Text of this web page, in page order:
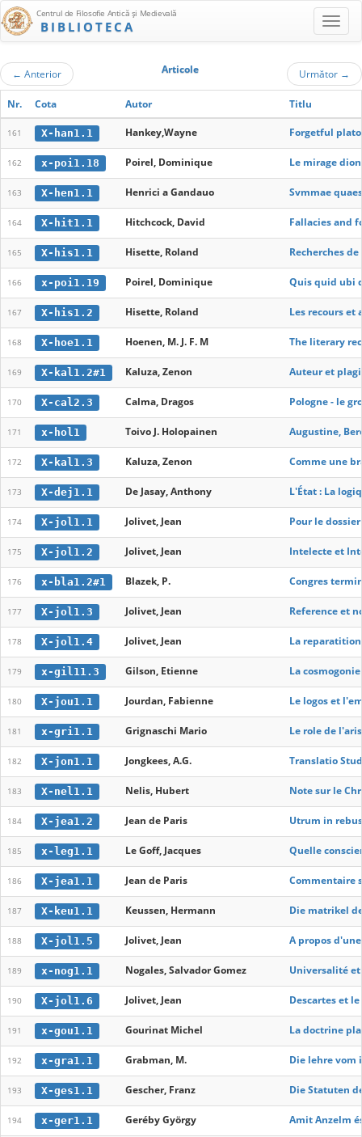
Centrul de Filosofie Antică şi Medievală
BIBLIOTECA
← Anterior Articole Următor →
Nr. Cota Autor Titlu
161 X-han1.1 Hankey,Wayne Forgetful
162 x-poi1.18 Poirel, Dominique Le mirage
163 X-hen1.1 Henrici a Gandauo Svmmae
164 X-hit1.1 Hitchcock, David Fallacies and
165 X-his1.1 Hisette, Roland Recherches
166 x-poi1.19 Poirel, Dominique Quis quid ubi
167 X-his1.2 Hisette, Roland Les recours
168 X-hoe1.1 Hoenen, M. J. F. M The literary
169 X-kal1.2#1 Kaluza, Zenon Auteur et
170 X-cal2.3 Calma, Dragos Pologne - le
171 x-hol1 Toivo J. Holopainen Augustine,
172 X-kal1.3 Kaluza, Zenon Comme une
173 X-dej1.1 De Jasay, Anthony L'État : La
174 X-jol1.1 Jolivet, Jean Pour le
175 X-jol1.2 Jolivet, Jean Intelecte et
176 x-bla1.2#1 Blazek, P. Congres
177 X-jol1.3 Jolivet, Jean Reference et
178 X-jol1.4 Jolivet, Jean La
179 x-gil11.3 Gilson, Etienne La
180 X-jou1.1 Jourdan, Fabienne Le logos et
181 x-gri1.1 Grignaschi Mario Le role de
182 X-jon1.1 Jongkees, A.G. Translatio
183 X-nel1.1 Nelis, Hubert Note sur le
184 X-jea1.2 Jean de Paris Utrum in
185 x-leg1.1 Le Goff, Jacques Quelle
186 X-jea1.1 Jean de Paris Commentaire
187 X-keu1.1 Keussen, Hermann Die matrikel
188 X-jol1.5 Jolivet, Jean A propos
189 x-nog1.1 Nogales, Salvador Gomez Universalité
190 X-jol1.6 Jolivet, Jean Descartes et
191 x-gou1.1 Gourinat Michel La doctrine
192 x-gra1.1 Grabman, M. Die lehre vom
193 X-ges1.1 Gescher, Franz Die Statuten
194 x-ger1.1 Geréby György Amit Anzelm